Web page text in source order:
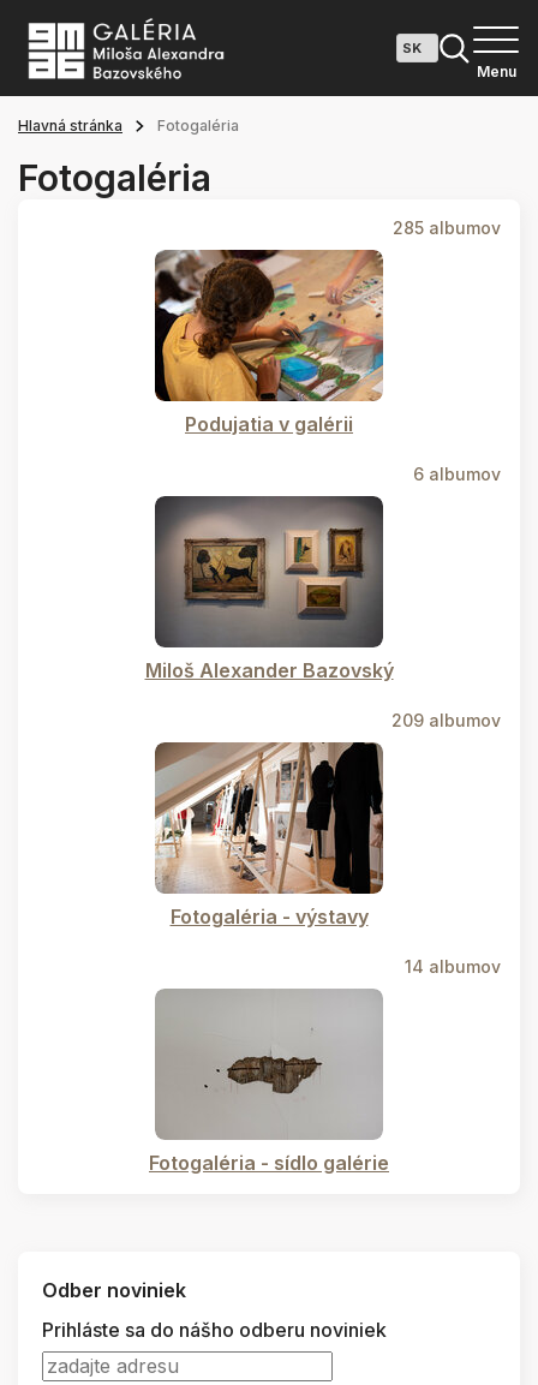
Menu
Hlavná stránka Fotogaléria
Fotogaléria
285 albumov
Podujatia v galérii
6 albumov
Miloš Alexander Bazovský
209 albumov
Fotogaléria - výstavy
14 albumov
Fotogaléria - sídlo galérie
Odber noviniek
Prihláste sa do nášho odberu noviniek